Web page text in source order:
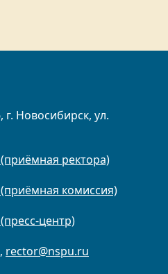
г. Новосибирск, ул.
ректора)
комиссия)
центр)
, rector@nspu.ru